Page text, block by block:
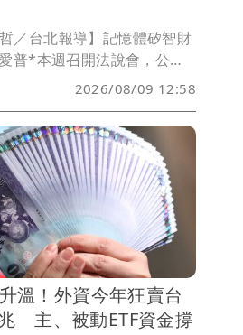
哲／台北報導】記憶體矽智財
普*本週召開法說會，公布
財報，受惠IoTRAM客製化
勁及S-SiCap矽電容產品放
合併營收23.63億元，年增
新高；稅後淨利6.67億元，
屬母公司業主淨利6.81億
（EPS）4.18元，較去年同
每股虧損3.37元大幅轉盈。
2026/08/09 12:58
溫！外資今年狂賣台
主、被動ETF資金撐